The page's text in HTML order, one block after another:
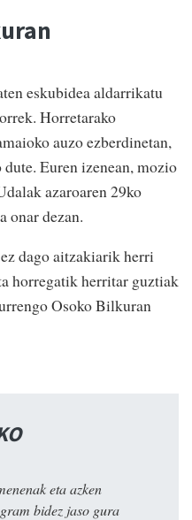
eskubidea aldarrikatu
Horretarako
auzo ezberdinetan,
Euren izenean, mozio
azaroaren 29ko
onar dezan.
dago aitzakiarik herri
horregatik herritar guztiak
Osoko Bilkuran
eta azken
bidez jaso gura